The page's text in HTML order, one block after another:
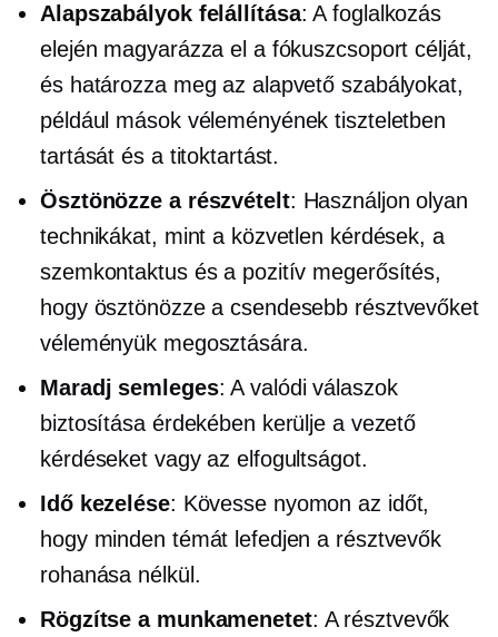
Alapszabályok felállítása: A foglalkozás
elején magyarázza el a fókuszcsoport célját,
és határozza meg az alapvető szabályokat,
például mások véleményének tiszteletben
tartását és a titoktartást.
Ösztönözze a részvételt: Használjon olyan
technikákat, mint a közvetlen kérdések, a
szemkontaktus és a pozitív megerősítés,
hogy ösztönözze a csendesebb résztvevőket
véleményük megosztására.
Maradj semleges: A valódi válaszok
biztosítása érdekében kerülje a vezető
kérdéseket vagy az elfogultságot.
Idő kezelése: Kövesse nyomon az időt,
hogy minden témát lefedjen a résztvevők
rohanása nélkül.
Rögzítse a munkamenetet: A résztvevők